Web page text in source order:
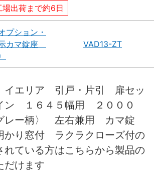
場出荷まで約6日
ション・
カマ錠座
VAD13-ZT
イエリア 引戸・片引 扉セッ
ン １６４５幅用 ２０００
レー柄〉 左右兼用 カマ錠
り窓付 ラクラクローズ付の
れている方はこちらから製品の
だけます